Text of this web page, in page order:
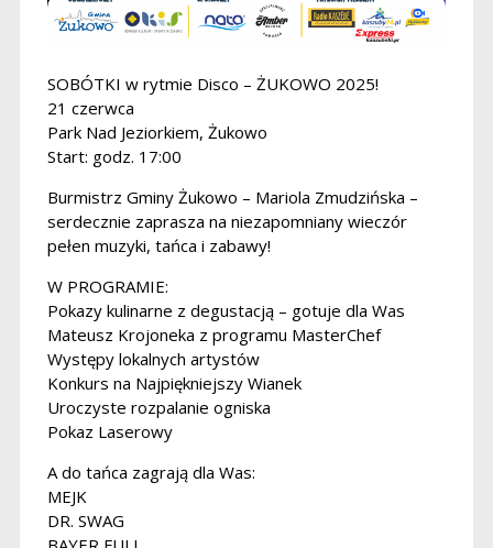
SOBÓTKI w rytmie Disco – ŻUKOWO 2025!
21 czerwca
Park Nad Jeziorkiem, Żukowo
Start: godz. 17:00
Burmistrz Gminy Żukowo – Mariola Zmudzińska –
serdecznie zaprasza na niezapomniany wieczór
pełen muzyki, tańca i zabawy!
W PROGRAMIE:
Pokazy kulinarne z degustacją – gotuje dla Was
Mateusz Krojoneka z programu MasterChef
Występy lokalnych artystów
Konkurs na Najpiękniejszy Wianek
Uroczyste rozpalanie ogniska
Pokaz Laserowy
A do tańca zagrają dla Was:
MEJK
DR. SWAG